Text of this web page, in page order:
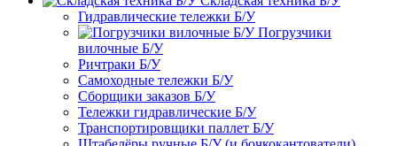
Гидравлические тележки Б/У
Погрузчики
вилочные Б/У
Ричтраки Б/У
Самоходные тележки Б/У
Сборщики заказов Б/У
Тележки гидравлические Б/У
Транспортировщики паллет Б/У